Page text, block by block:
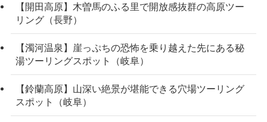
【開田高原】木曽馬のふる里で開放感抜群の高原ツー
リング（長野）
【濁河温泉】崖っぷちの恐怖を乗り越えた先にある秘
湯ツーリングスポット（岐阜）
【鈴蘭高原】山深い絶景が堪能できる穴場ツーリング
スポット（岐阜）